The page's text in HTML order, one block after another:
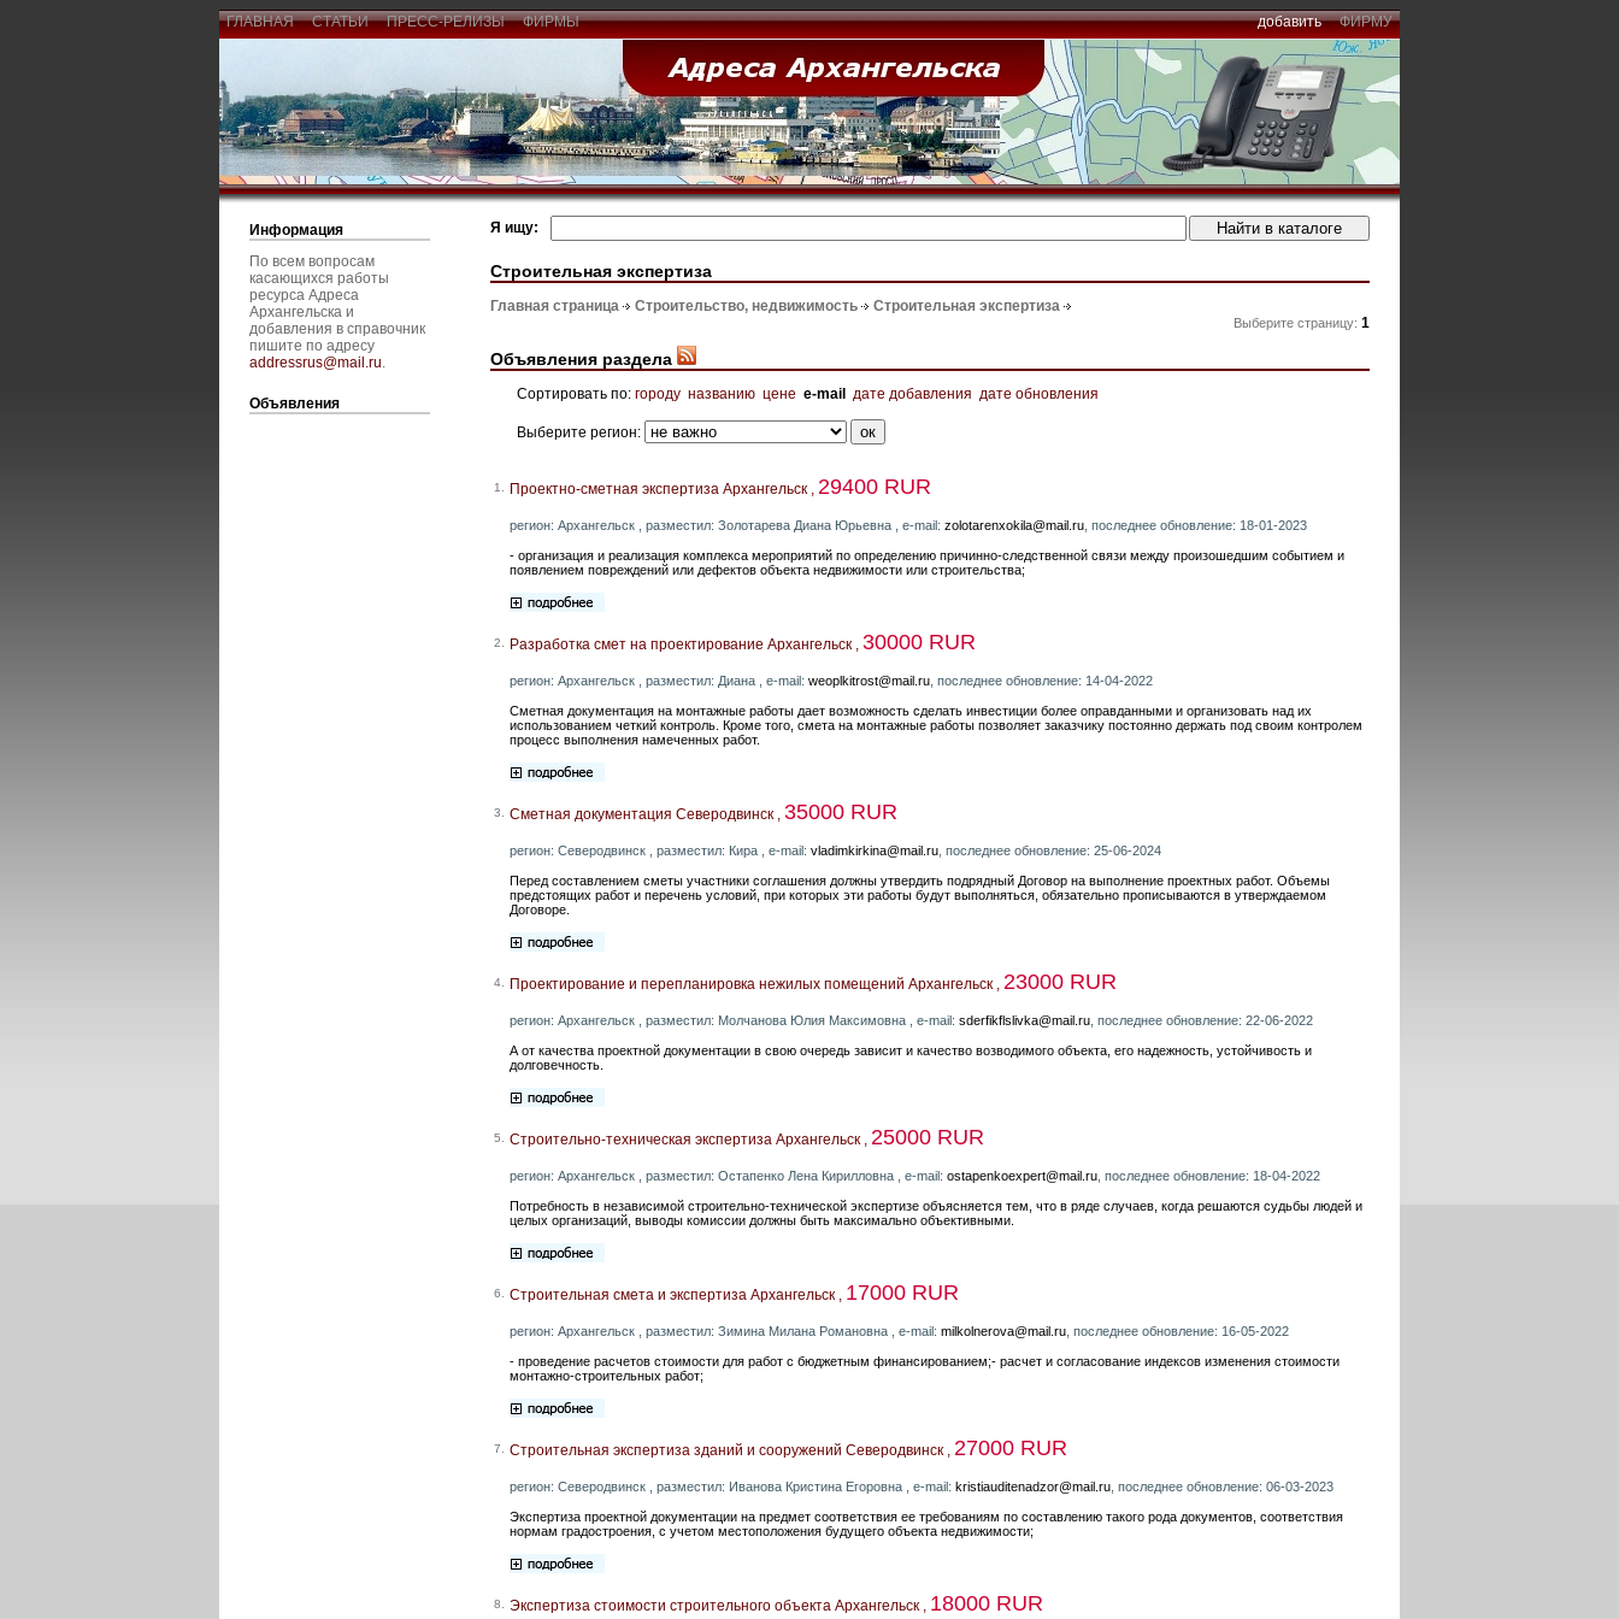
ГЛАВНАЯ СТАТЬИ ПРЕСС-РЕЛИЗЫ ФИРМЫ добавить ФИРМУ
Информация
По всем вопросам
касающихся работы
ресурса Адреса
Архангельска и
добавления в справочник
пишите по адресу
addressrus@mail.ru.
Объявления
Я ищу:
Строительная экспертиза
Главная страница Строительство, недвижимость Строительная экспертиза
Выберите страницу: 1
Объявления раздела
Сортировать по: городу названию цене e-mail дате добавления дате обновления
Выберите регион:
1. Проектно-сметная экспертиза Архангельск , 29400 RUR
регион: Архангельск , разместил: Золотарева Диана Юрьевна , e-mail: zolotarenxokila@mail.ru , последнее обновление: 18-01-2023
- организация и реализация комплекса мероприятий по определению причинно-следственной связи между произошедшим событием и
появлением повреждений или дефектов объекта недвижимости или строительства;
2. Разработка смет на проектирование Архангельск , 30000 RUR
регион: Архангельск , разместил: Диана , e-mail: weoplkitrost@mail.ru , последнее обновление: 14-04-2022
Сметная документация на монтажные работы дает возможность сделать инвестиции более оправданными и организовать над их
использованием четкий контроль. Кроме того, смета на монтажные работы позволяет заказчику постоянно держать под своим контролем
процесс выполнения намеченных работ.
3. Сметная документация Северодвинск , 35000 RUR
регион: Северодвинск , разместил: Кира , e-mail: vladimkirkina@mail.ru , последнее обновление: 25-06-2024
Перед составлением сметы участники соглашения должны утвердить подрядный Договор на выполнение проектных работ. Объемы
предстоящих работ и перечень условий, при которых эти работы будут выполняться, обязательно прописываются в утверждаемом
Договоре.
4. Проектирование и перепланировка нежилых помещений Архангельск , 23000 RUR
регион: Архангельск , разместил: Молчанова Юлия Максимовна , e-mail: sderfikflslivka@mail.ru , последнее обновление: 22-06-2022
А от качества проектной документации в свою очередь зависит и качество возводимого объекта, его надежность, устойчивость и
долговечность.
5. Строительно-техническая экспертиза Архангельск , 25000 RUR
регион: Архангельск , разместил: Остапенко Лена Кирилловна , e-mail: ostapenkoexpert@mail.ru , последнее обновление: 18-04-2022
Потребность в независимой строительно-технической экспертизе объясняется тем, что в ряде случаев, когда решаются судьбы людей и
целых организаций, выводы комиссии должны быть максимально объективными.
6. Строительная смета и экспертиза Архангельск , 17000 RUR
регион: Архангельск , разместил: Зимина Милана Романовна , e-mail: milkolnerova@mail.ru , последнее обновление: 16-05-2022
- проведение расчетов стоимости для работ с бюджетным финансированием;- расчет и согласование индексов изменения стоимости
монтажно-строительных работ;
7. Строительная экспертиза зданий и сооружений Северодвинск , 27000 RUR
регион: Северодвинск , разместил: Иванова Кристина Егоровна , e-mail: kristiauditenadzor@mail.ru , последнее обновление: 06-03-2023
Экспертиза проектной документации на предмет соответствия ее требованиям по составлению такого рода документов, соответствия
нормам градостроения, с учетом местоположения будущего объекта недвижимости;
8. Экспертиза стоимости строительного объекта Архангельск , 18000 RUR